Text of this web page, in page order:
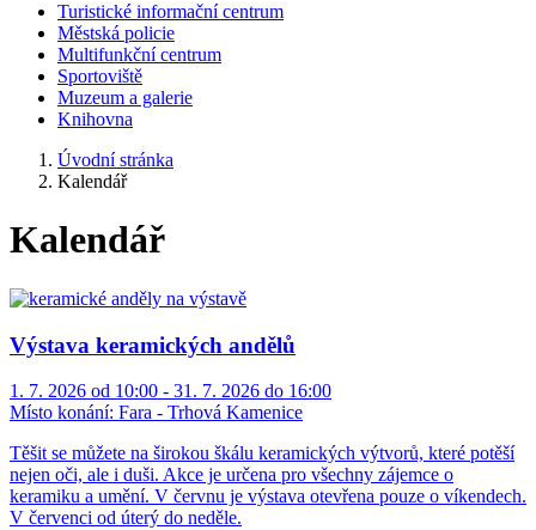
Turistické informační centrum
Městská policie
Multifunkční centrum
Sportoviště
Muzeum a galerie
Knihovna
Úvodní stránka
Kalendář
Kalendář
Výstava keramických andělů
1. 7. 2026 od 10:00 - 31. 7. 2026 do 16:00
Místo konání: Fara - Trhová Kamenice
Těšit se můžete na širokou škálu keramických výtvorů, které potěší
nejen oči, ale i duši. Akce je určena pro všechny zájemce o
keramiku a umění. V červnu je výstava otevřena pouze o víkendech.
V červenci od úterý do neděle.